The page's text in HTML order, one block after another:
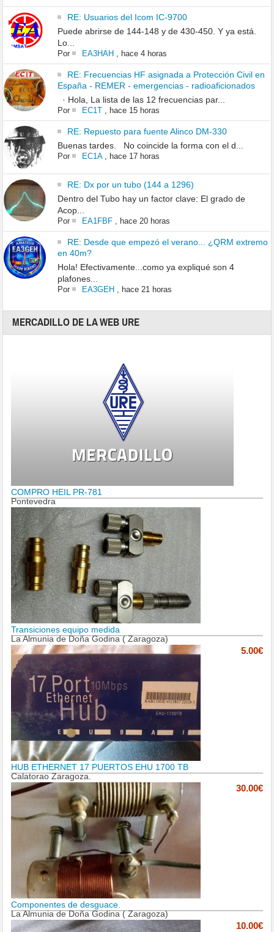
RE: Usuarios del Icom IC-9700
Puede abrirse de 144-148 y de 430-450. Y ya está.
Lo...
Por EA3HAH, hace 4 horas
RE: Frecuencias HF asignada a Protección Civil en
España - REMER - emergencias - radioaficionados
· Hola, La lista de las 12 frecuencias par...
Por EC1T, hace 15 horas
RE: Repuesto para fuente Alinco DM-330
Buenas tardes. No coincide la forma con el d...
Por EC1A, hace 17 horas
RE: Dx por un tubo (144 a 1296)
Dentro del Tubo hay un factor clave: El grado de
Acop...
Por EA1FBF, hace 20 horas
RE: Desde que empezó el verano... ¿QRM extremo
en 40m?
Hola! Efectivamente...como ya expliqué son 4
plafones...
Por EA3GEH , hace 21 horas
MERCADILLO DE LA WEB URE
COMPRO HEIL PR-781
Pontevedra
Transiciones equipo medida
La Almunia de Doña Godina ( Zaragoza)
5.00€
HUB ETHERNET 17 PUERTOS EHU 1700 TB
Calatorao Zaragoza.
30.00€
Componentes de desguace.
La Almunia de Doña Godina ( Zaragoza)
10.00€